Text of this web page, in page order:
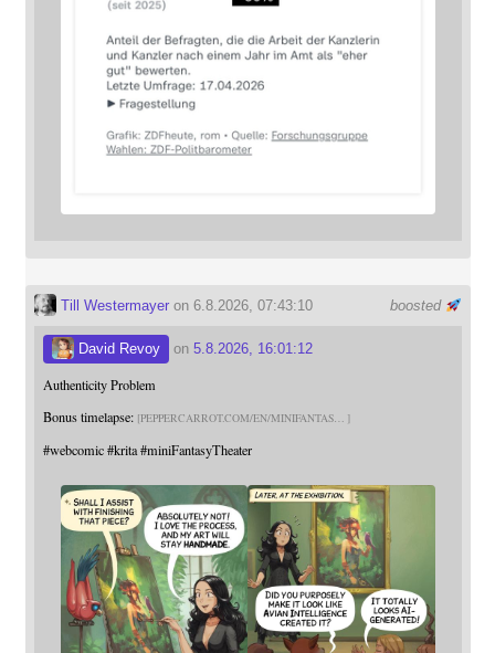
boosted
Till Westermayeron 6.8.2026, 07:43:10
David Revoy on 5.8.2026, 16:01:12
Authenticity Problem
Bonus timelapse: PEPPERCARROT.COM/EN/MINIFANTAS
#webcomic #krita #miniFantasyTheater